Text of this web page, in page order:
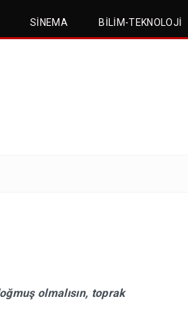
SINEMA BILIM-TEKNOLOJI
olmalısın, toprak